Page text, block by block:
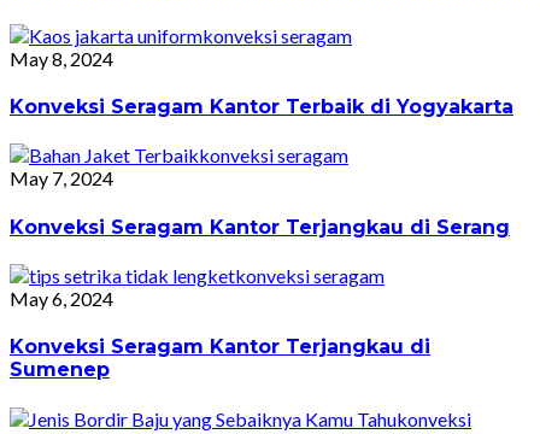
konveksi seragam
May 8, 2024
Konveksi Seragam Kantor Terbaik di Yogyakarta
konveksi seragam
May 7, 2024
Konveksi Seragam Kantor Terjangkau di Serang
konveksi seragam
May 6, 2024
Konveksi Seragam Kantor Terjangkau di
Sumenep
konveksi